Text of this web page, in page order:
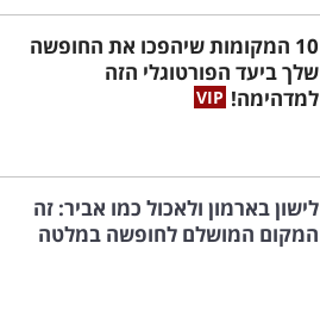
10 המקומות שיהפכו את החופשה
שלך ביעד הפורטוגלי הזה
למדהימה!
לישון בארמון ולאכול כמו אביר: זה
המקום המושלם לחופשה במלטה